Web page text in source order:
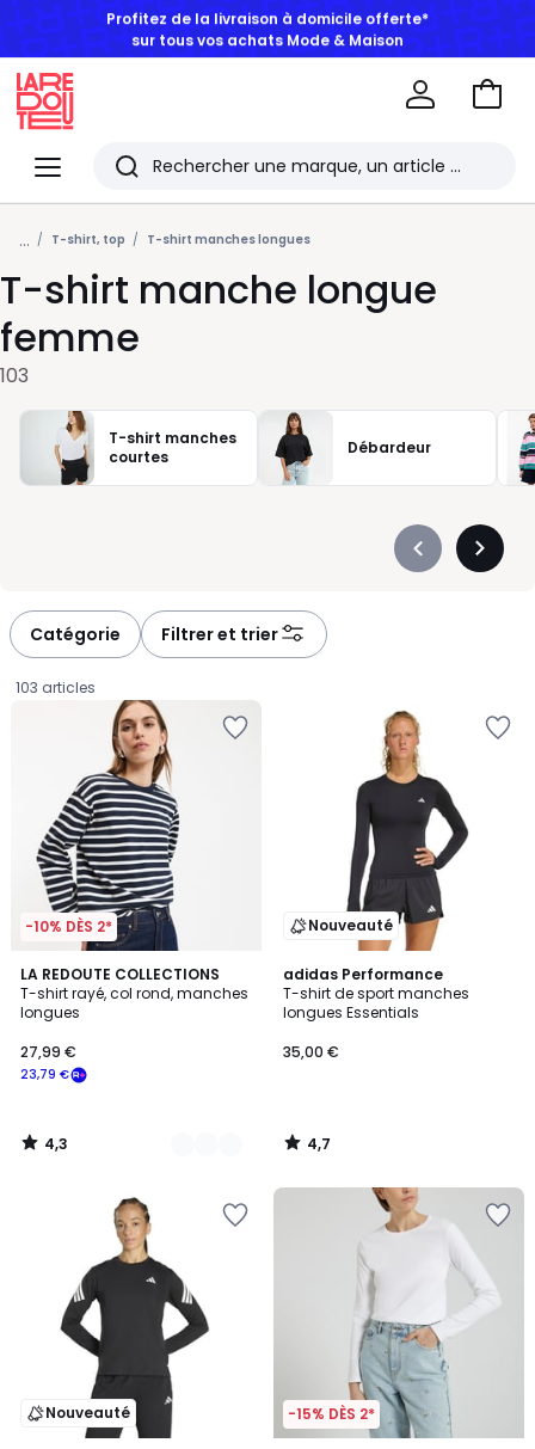
BONS PLANS | Jusqu'à -50% dès 2 articles*
Menu
Redoute
Rechercher
Les
derniers
articles
consultés
Aller
... T-shirt, top T-shirt manches longues
T-shirt manche longue
femme
103
T-shirt manches
courtes
Débardeur
Précédent
Catégorie Filtrer et trier
103 articles
-10% DÈS 2*
LA REDOUTE COLLECTIONS
T-shirt rayé, col rond, manches
longues
€
souscrivez
notre
programme
23,79 €
27,99 €
4,3
/ 5
3
Couleurs
4,3
/
Nouveauté
adidas Performance
T-shirt de sport manches
longues Essentials
35,00 €
4,7
/ 5
4,7
/
Nouveauté -15% DÈS 2*